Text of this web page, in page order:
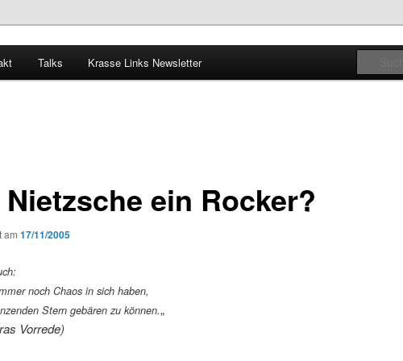
Talks Krasse Links Newsletter
Nietzsche ein Rocker?
am 17/11/2005
noch Chaos in sich haben,
Stern gebären zu können.„
Vorrede)